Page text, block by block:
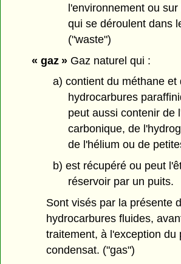
l'environnement ou
qui se déroulent dans
("waste")
« gaz »Gaz naturel qui :
a) contient du méthane et
hydrocarbures
peut aussi contenir de
carbonique, de
de l'hélium ou de
b) est récupéré ou peut
réservoir par un puits.
Sont visés par la présente
hydrocarbures fluides,
traitement, à l'exception du
condensat. ("gas")